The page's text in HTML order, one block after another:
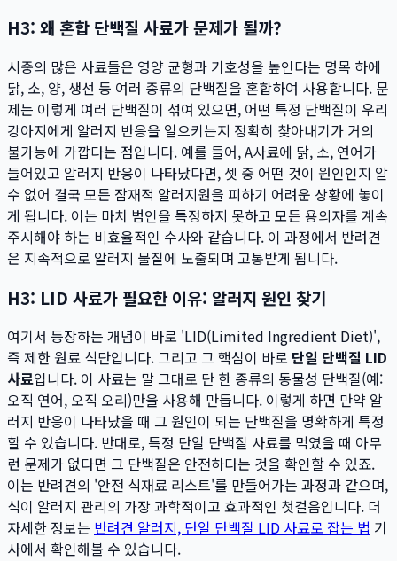
H3: 왜 혼합 단백질 사료가 문제가 될까?
시중의 많은 사료들은 영양 균형과 기호성을 높인다는 명목 하에
닭, 소, 양, 생선 등 여러 종류의 단백질을 혼합하여 사용합니다. 문
제는 이렇게 여러 단백질이 섞여 있으면, 어떤 특정 단백질이 우리
강아지에게 알러지 반응을 일으키는지 정확히 찾아내기가 거의
불가능에 가깝다는 점입니다. 예를 들어, A사료에 닭, 소, 연어가
들어있고 알러지 반응이 나타났다면, 셋 중 어떤 것이 원인인지 알
수 없어 결국 모든 잠재적 알러지원을 피하기 어려운 상황에 놓이
게 됩니다. 이는 마치 범인을 특정하지 못하고 모든 용의자를 계속
주시해야 하는 비효율적인 수사와 같습니다. 이 과정에서 반려견
은 지속적으로 알러지 물질에 노출되며 고통받게 됩니다.
H3: LID 사료가 필요한 이유: 알러지 원인 찾기
여기서 등장하는 개념이 바로 'LID(Limited Ingredient Diet)',
즉 제한 원료 식단입니다. 그리고 그 핵심이 바로 단일 단백질 LID
사료입니다. 이 사료는 말 그대로 단 한 종류의 동물성 단백질(예:
오직 연어, 오직 오리)만을 사용해 만듭니다. 이렇게 하면 만약 알
러지 반응이 나타났을 때 그 원인이 되는 단백질을 명확하게 특정
할 수 있습니다. 반대로, 특정 단일 단백질 사료를 먹였을 때 아무
런 문제가 없다면 그 단백질은 안전하다는 것을 확인할 수 있죠.
이는 반려견의 '안전 식재료 리스트'를 만들어가는 과정과 같으며,
식이 알러지 관리의 가장 과학적이고 효과적인 첫걸음입니다. 더
자세한 정보는 반려견 알러지, 단일 단백질 LID 사료로 잡는 법 기
사에서 확인해볼 수 있습니다.